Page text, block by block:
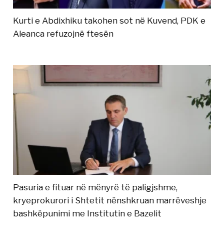
Kurti e Abdixhiku takohen sot në Kuvend, PDK e
Aleanca refuzojnë ftesën
Pasuria e fituar në mënyrë të paligjshme,
kryeprokurori i Shtetit nënshkruan marrëveshje
bashkëpunimi me Institutin e Bazelit